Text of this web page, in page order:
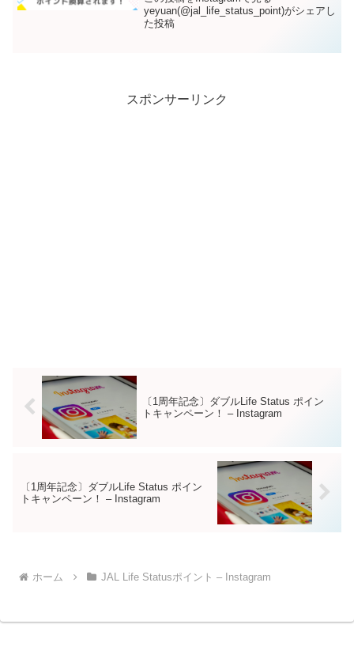
yeyuan(@jal_life_status_point)がシェアし
た投稿
スポンサーリンク
〔1周年記念〕ダブルLife Status ポイン
トキャンペーン！ – Instagram
〔1周年記念〕ダブルLife Status ポイン
トキャンペーン！ – Instagram
ホーム JAL Life Statusポイント – Instagram